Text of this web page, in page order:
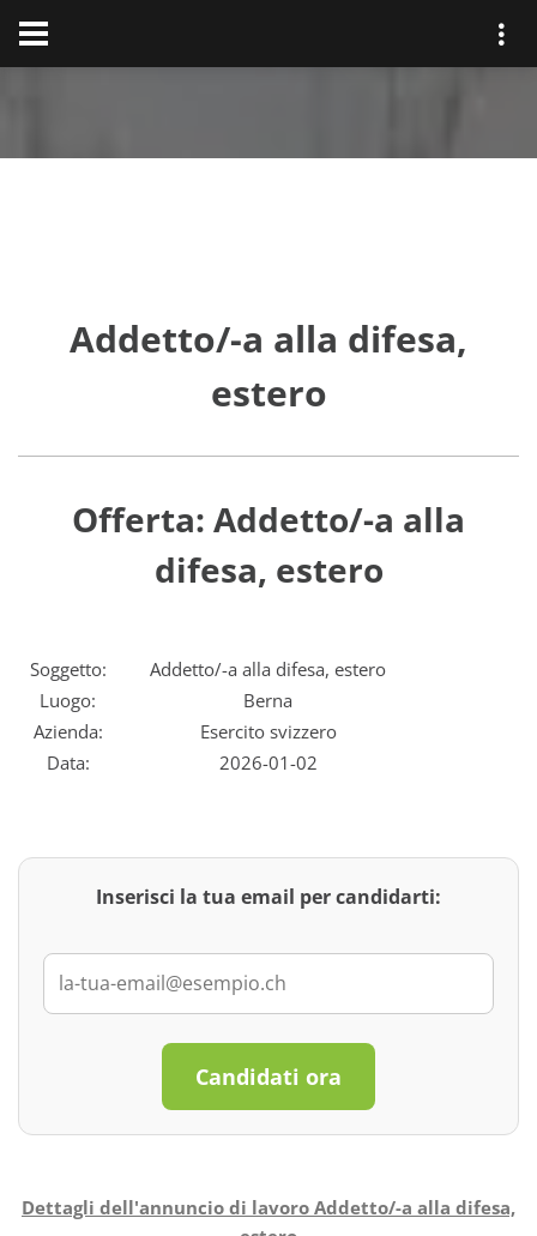
Addetto/-a alla difesa,
estero
Offerta: Addetto/-a alla
difesa, estero
Soggetto:
Addetto/-a alla difesa, estero
Luogo:
Berna
Azienda:
Esercito svizzero
Data:
2026-01-02
Inserisci la tua email per candidarti:
Candidati ora
Dettagli dell'annuncio di lavoro Addetto/-a alla difesa,